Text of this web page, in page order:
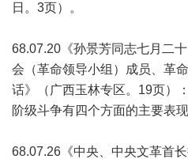
日。3页）。
68.07.20《孙景芳同志七月二
会（革命领导小组）成员、革
话》（广西玉林专区。19页）
阶级斗争有四个方面的主要表现
68.07.26《中央、中央文革首